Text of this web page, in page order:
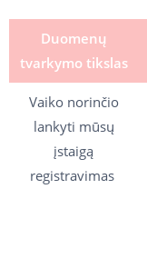
Duomenų
tvarkymo tikslas
Vaiko norinčio
lankyti mūsų
įstaigą
registravimas